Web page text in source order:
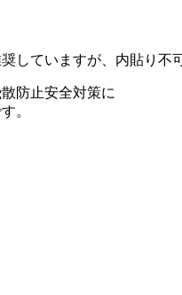
していますが、内貼り
防止安全対策に
。